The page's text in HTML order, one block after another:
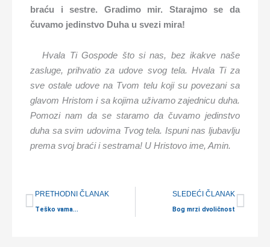
braću i sestre. Gradimo mir. Starajmo se da
čuvamo jedinstvo Duha u svezi mira!
Hvala Ti Gospode što si nas, bez ikakve naše
zasluge, prihvatio za udove svog tela. Hvala Ti za
sve ostale udove na Tvom telu koji su povezani sa
glavom Hristom i sa kojima uživamo zajednicu duha.
Pomozi nam da se staramo da čuvamo jedinstvo
duha sa svim udovima Tvog tela. Ispuni nas ljubavlju
prema svoj braći i sestrama! U Hristovo ime, Amin.
Prev
PRETHODNI ČLANAK
Teško vama…
SLEDEĆI ČLANAK
Bog mrzi dvoličnost